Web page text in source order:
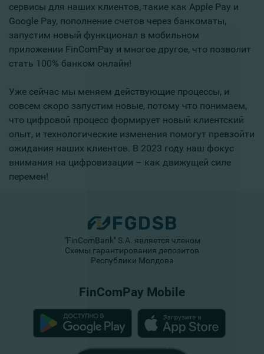
сервисы для наших клиентов, такие как Apple Pay и
Google Pay, пополнение счетов через банкоматы,
запустим новый функционал в мобильном
приложении FinComPay и многое другое, что позволит
стать 100% банком онлайн!
Уже сейчас мы меняем действующие процессы, и
совсем скоро запустим новые, потому что понимаем,
что цифровой процесс формирует новый клиентский
опыт, и технологические изменения помогут превзойти
ожидания наших клиентов. В 2023 году наш фокус
внимания на цифровизации – как движущей силе
перемен!
"FinComBank" S.A. является членом
Схемы гарантирования депозитов
Республики Молдова
FinComPay Mobile